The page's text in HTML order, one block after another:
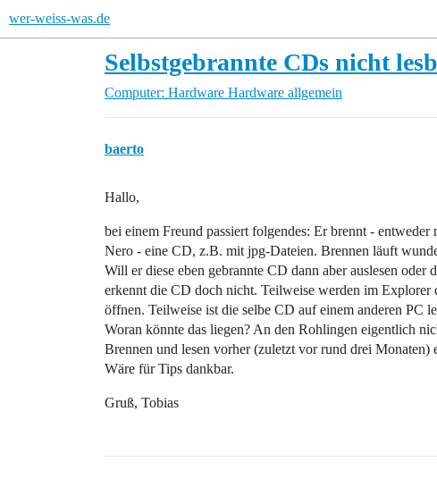
wer-weiss-was.de
Selbstgebrannte CDs nicht
Computer: Hardware Hardware allgemein
baerto
Hallo,
bei einem Freund passiert folgendes: Er brennt -
Nero - eine CD, z.B. mit jpg-Dateien. Brennen läuft
Will er diese eben gebrannte CD dann aber auslesen
erkennt die CD doch nicht. Teilweise werden im Explorer
öffnen. Teilweise ist die selbe CD auf einem anderen PC
Woran könnte das liegen? An den Rohlingen eigentlich
Brennen und lesen vorher (zuletzt vor rund drei
Wäre für Tips dankbar.
Gruß, Tobias